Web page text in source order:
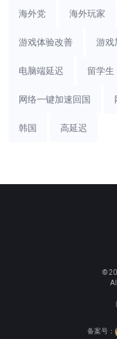
海外党 海外玩家
游戏体验改善 游戏
电脑端延迟 留学生
网络一键加速回国
韩国 高延迟
©
备案号：